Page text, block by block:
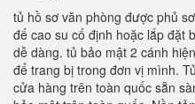
tủ hồ sơ văn phòng được phủ
đế cao su cố định hoặc lắp đặt
dễ dàng. tủ bảo mật 2 cánh
để trang bị trong đơn vị mình.
cửa hàng trên toàn quốc sẵn